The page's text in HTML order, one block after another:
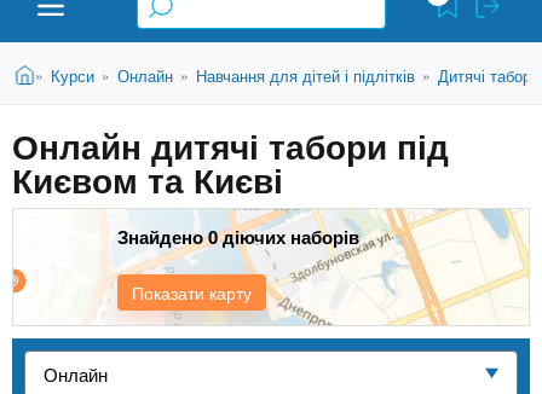
u
r
i
e
n
к
Н
в
ч
а
ь
и
Абітурієнту
ЗВО (ВНЗ)
Коледжі
Курси
В
т
у
т
Головна
» Курси » Онлайн » Навчання для дітей і підлітків » Дитячі табори
Онлайн дитячі табори під
Києвом та Києві
Показати карту
Знайдено 0 діючих наборів